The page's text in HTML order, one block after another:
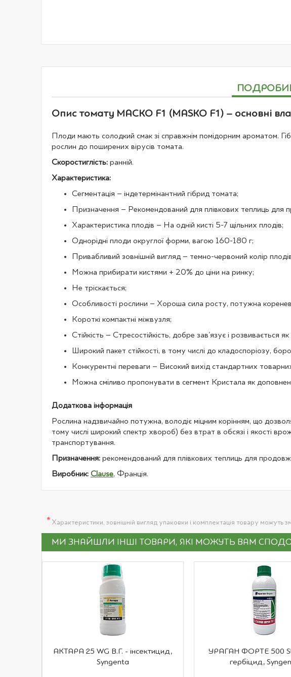
Опис томату МАСКО F1 (MASKO F1) – основні
Плоди мають солодкий смак зі справжнім помідорним ароматом.
рослин до поширених вірусів томата.
Скоростиглість: ранній.
Характеристика:
Сегментація – індетермінантний гібрид томата;
Призначення – Рекомендований для плівкових теплиць
Характеристика плодів – На одній кисті 5-7 щільних плодів;
Однорідні плоди округлої форми, вагою 160-180 г;
Привабливий зовнішній вигляд – темно-червоний колір
Можна прибирати кистями + 20% до ціни на ринку;
Не тріскається;
Особливості рослини – Хороша сила росту, потужна
Короткі компактні міжвузля;
Стійкість – Стресостійкість, добре зав'язує і розвивається
Широкий пакет стійкості, в тому числі до кладоспоріозу,
Конкурентні переваги – Високий вихід стандартних товарних
Можна сміливо пропонувати в сегмент Кристала як
Додаткова інформація
Рослина надзвичайно потужна, володіє міцним корінням, що
тому числі широкий спектр хвороб) без втрат в обсязі і якості
транспортування.
Призначення: рекомендований для плівкових теплиць для
Виробник: Clause, Франція.
* Характеристики, зовнішній вигляд упаковки і комплектація товару
МИ ЗНАЙШЛИ ІНШІ ТОВАРИ, ЯКІ МОЖУТЬ ВАМ
АКТАРА 25 WG В.Г. - інсектицид,
Syngenta
УРАГАН ФОРТЕ 500
гербіцид,